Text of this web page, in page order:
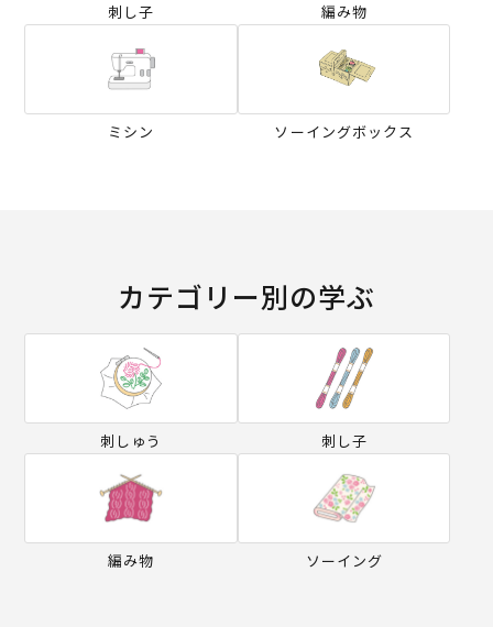
刺し子 編み物
ミシン ソーイングボックス
カテゴリー別の学ぶ
刺しゅう 刺し子
編み物 ソーイング